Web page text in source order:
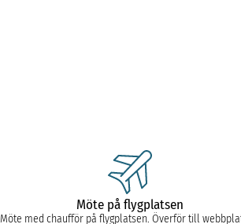
Möte på flygplatsen
Möte med chaufför på flygplatsen. Överför till